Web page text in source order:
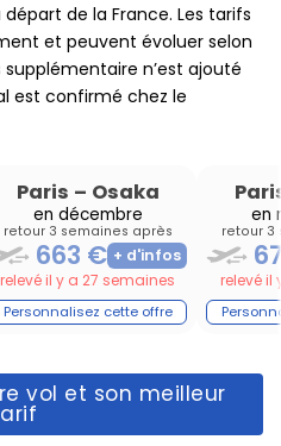
de la France. Les tarifs
et peuvent évoluer selon
n’est ajouté
est confirmé chez le
Paris – Osaka
en décembre
retour 3 semaines après
663 €
relevé il y a 27 semaines
en
retour 3
relevé il
vol et son meilleur